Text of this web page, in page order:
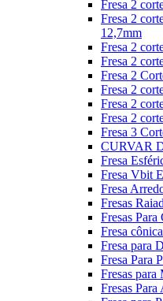
Fresa 2
Fresa 2
12,7mm
Fresa 2
Fresa 2
Fresa 2
Fresa 2
Fresa 2
Fresa 2
Fresa 3
CURVAR
Fresa
Fresa Vbit
Fresa
Fresas
Fresas Para
Fresa
Fresa para
Fresa Para
Fresas para
Fresas